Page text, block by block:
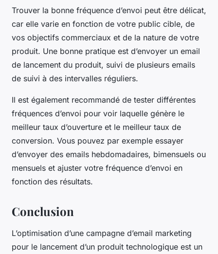
Trouver la bonne fréquence d’envoi peut être délicat,
car elle varie en fonction de votre public cible, de
vos objectifs commerciaux et de la nature de votre
produit. Une bonne pratique est d’envoyer un email
de lancement du produit, suivi de plusieurs emails
de suivi à des intervalles réguliers.
Il est également recommandé de tester différentes
fréquences d’envoi pour voir laquelle génère le
meilleur taux d’ouverture et le meilleur taux de
conversion. Vous pouvez par exemple essayer
d’envoyer des emails hebdomadaires, bimensuels ou
mensuels et ajuster votre fréquence d’envoi en
fonction des résultats.
Conclusion
L’optimisation d’une campagne d’email marketing
pour le lancement d’un produit technologique est un